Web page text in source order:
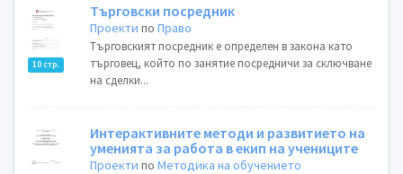
10 стр.
Търговски посредник
Проекти поПраво
Търговският посредник е определен в закона като
търговец, който по занятие посредничи за сключване
на сделки...
Интерактивните методи и развитието на
уменията за работа в екип на учениците
Проекти поМетодика на обучението